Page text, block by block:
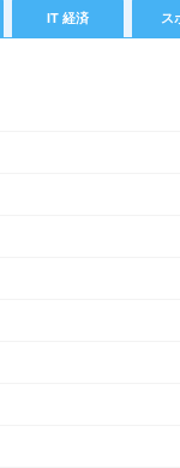
IT 経済 ス